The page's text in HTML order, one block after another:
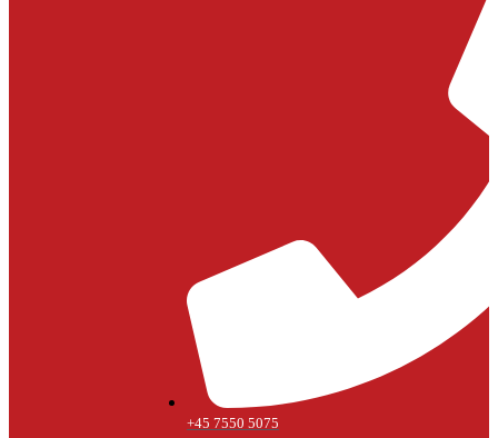
+45 7550 5075